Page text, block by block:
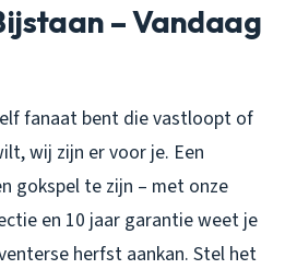
– Vandaag
fanaat bent die vastloopt of
wij zijn er voor je. Een
gokspel te zijn – met onze
en 10 jaar garantie weet je
herfst aankan. Stel het